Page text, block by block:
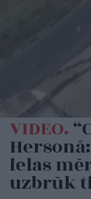
VIDEO.
ielas
uzbrūk